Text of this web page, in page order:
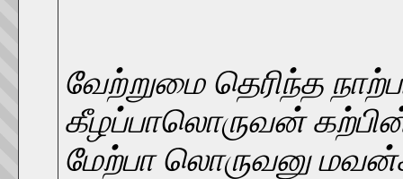
வேற்றுமை தெரிந்த
கீழப்பாலொருவன்
மேற்பா லொருவனு